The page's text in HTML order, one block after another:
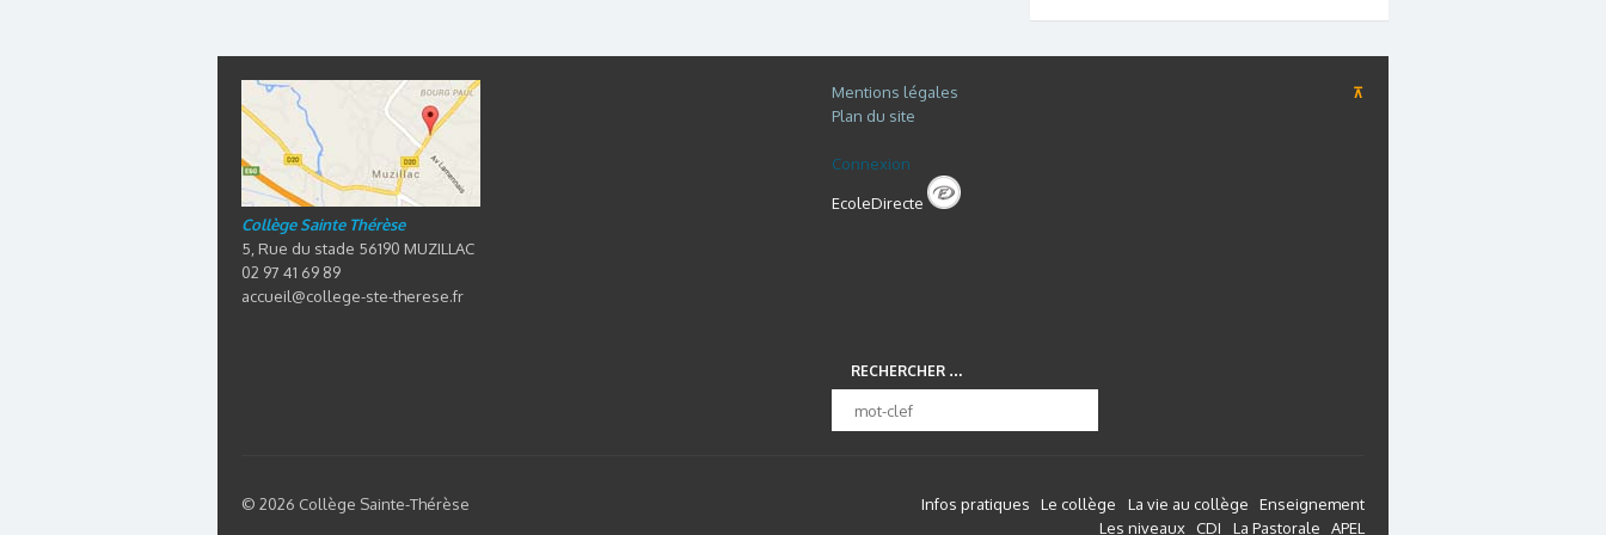
Collège Sainte Thérèse
5, Rue du stade 56190 MUZILLAC
02 97 41 69 89
accueil@college-ste-therese.fr
Mentions légales ⊼
Plan du site
Connexion
EcoleDirecte
RECHERCHER …
© 2026 Collège Sainte-Thérèse Infos pratiques Le collège La vie au collège
Enseignement
Les niveaux CDI La Pastorale APEL